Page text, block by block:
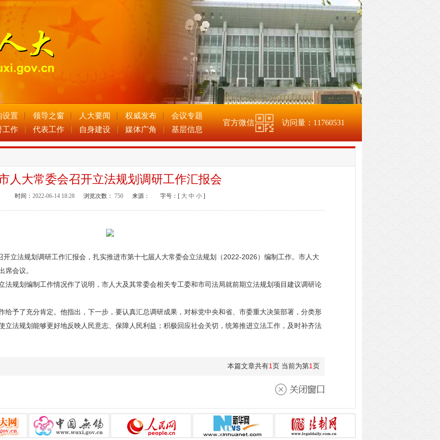
设置 领导之窗 人大要闻 权威发布
会议专题
工作
代表工作 自身建设 媒体广角 基层信息
官方微信 访问量： 11760531
人大常委会召开立法规划调研工作汇报会
时间： 2022-06-14 18:28 浏览次数： 750 来源： 字号：[ 大 中 小 ]
法规划调研工作汇报会，扎实推进市第十七届人大常委会立法规划（2022-2026）编制工作。市人大
席会议。
划编制工作情况作了说明，市人大及其常委会相关专工委和市司法局就前期立法规划项目建议调研论
了充分肯定。他指出，下一步，要认真汇总调研成果，对标党中央和省、市委重大决策部署，分类形
立法规划能够更好地反映人民意志、保障人民利益；积极回应社会关切，统筹推进立法工作，及时补齐法
本篇文章共有1页 当前为第1页
关闭窗口